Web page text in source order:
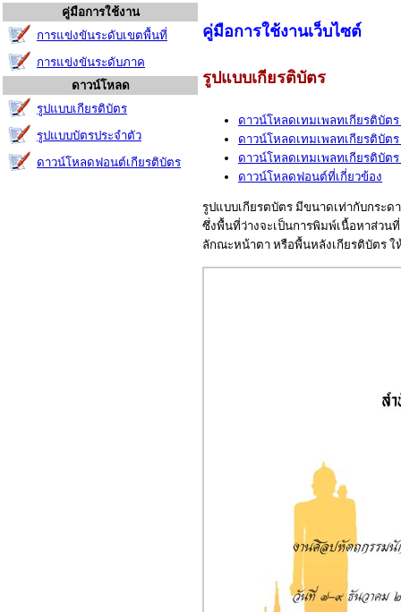
คู่มือการใช้งาน
การแข่งขันระดับเขตพื้นที่
การแข่งขันระดับภาค
ดาวน์โหลด
รูปแบบเกียรติบัตร
รูปแบบบัตรประจำตัว
ดาวน์โหลดฟอนต์เกียรติบัตร
คู่มือการใช้งานเว็บไซต์
รูปแบบเกียรติบัตร
ดาวน์โหลดเทมเพลทเกียรติบัตร
ดาวน์โหลดเทมเพลทเกียรติบัตร
ดาวน์โหลดเทมเพลทเกียรติบัตร
ดาวน์โหลดฟอนต์ที่เกี่ยวข้อง
รูปแบบเกียรตบัตร มีขนาดเท่ากับกระด
ซึ่งพื้นที่ว่างจะเป็นการพิมพ์เนื้อหาส่วน
ลักณะหน้าตา หรือพื้นหลังเกียรติบัตร ใ